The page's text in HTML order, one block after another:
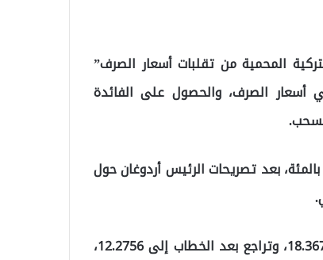
المحمية من تقلبات أسعار الصرف”
أسعار الصرف، والحصول على الفائدة
الليرة التركية مساء الإثنين، انتعاشا كبيرا بأكثر من 33 بالمئة، بعد تصريحات الرئيس أردوغان حول
​​​​​​​وقبيل التصريحات بلغ سعر صرف الليرة التركية مقابل الدولار 18.3674، وتراجع بعد الخطاب إلى 12.2756،